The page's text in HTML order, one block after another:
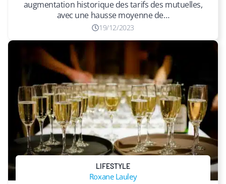
augmentation historique des tarifs des mutuelles,
avec une hausse moyenne de…
19/12/2023
LIFESTYLE
Roxane Lauley